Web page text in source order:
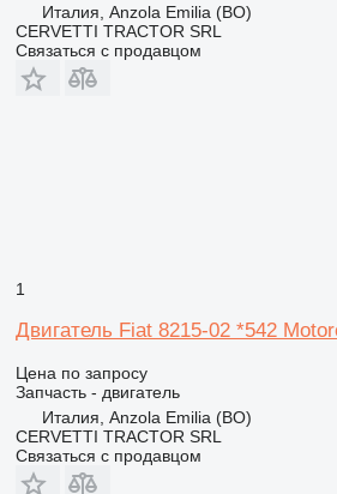
Италия, Anzola Emilia (BO)
CERVETTI TRACTOR SRL
Связаться с продавцом
1
Двигатель Fiat 8215-02 *542
Цена по запросу
Запчасть - двигатель
Италия, Anzola Emilia (BO)
CERVETTI TRACTOR SRL
Связаться с продавцом